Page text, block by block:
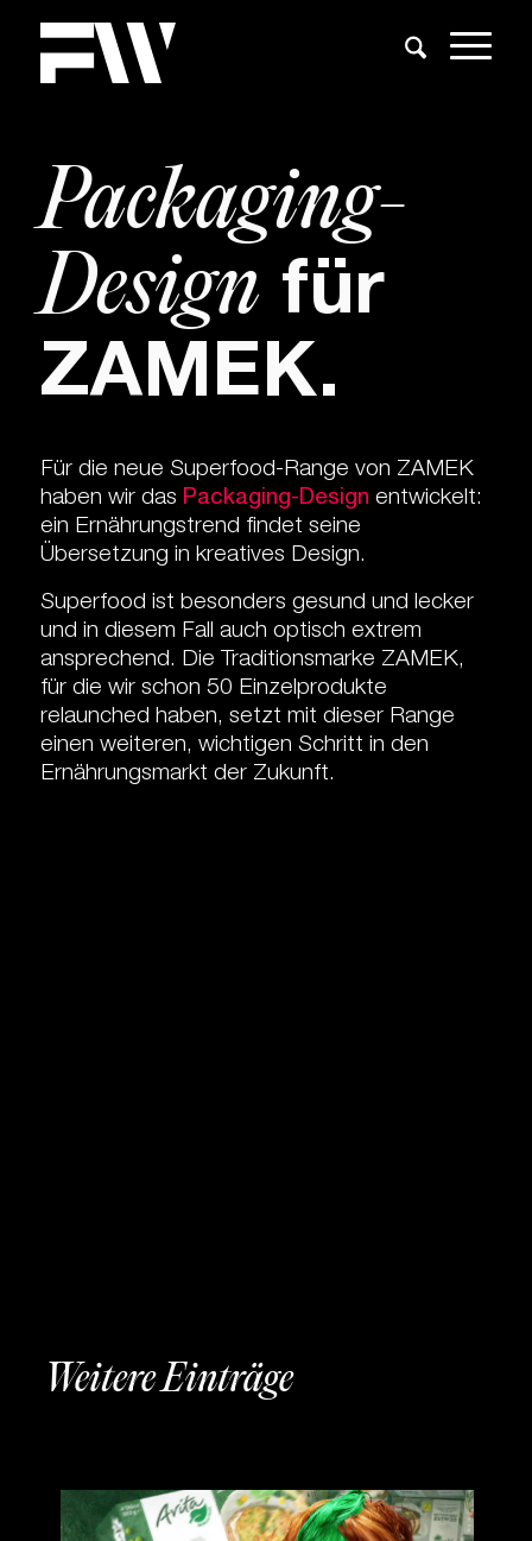
Packaging-
Design für
ZAMEK.
Für die neue Superfood-Range von ZAMEK
haben wir das Packaging-Design entwickelt:
ein Ernährungstrend findet seine
Übersetzung in kreatives Design.
Superfood ist besonders gesund und lecker
und in diesem Fall auch optisch extrem
ansprechend. Die Traditionsmarke ZAMEK,
für die wir schon 50 Einzelprodukte
relaunched haben, setzt mit dieser Range
einen weiteren, wichtigen Schritt in den
Ernährungsmarkt der Zukunft.
Weitere Einträge